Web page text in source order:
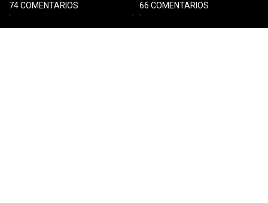
PUBLICIDAD
74 COMENTARIOS 66 COMENTARIOS